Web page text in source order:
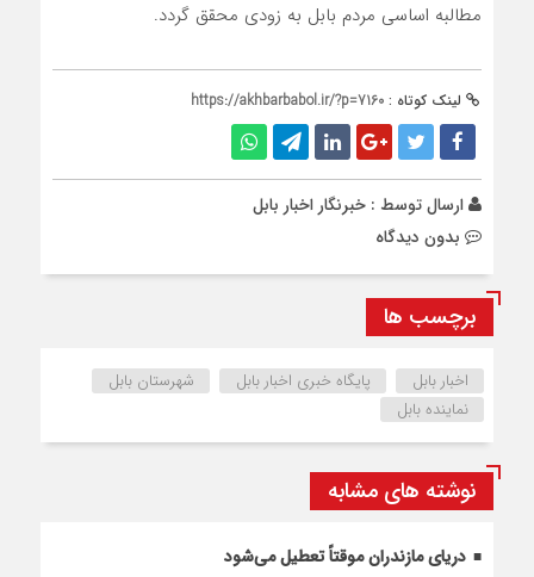
مطالبه اساسی مردم بابل به زودی محقق گردد.
لینک کوتاه : https://akhbarbabol.ir/?p=7160
ارسال توسط : خبرنگار اخبار بابل
بدون دیدگاه
برچسب ها
اخبار بابل پایگاه خبری اخبار بابل
شهرستان بابل
نماینده بابل
نوشته های مشابه
دریای مازندران موقتاً تعطیل می‌شود